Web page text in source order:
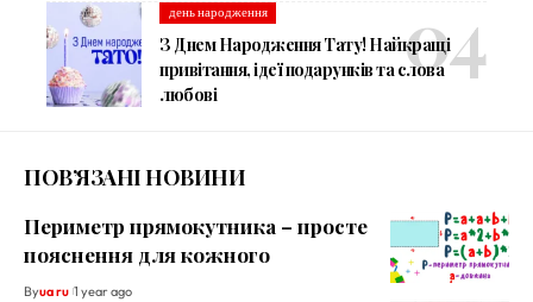
день народження
З Днем Народження Тату! Найкращі
привітання, ідеї подарунків та слова
любові
ПОВ’ЯЗАНІ НОВИНИ
Периметр прямокутника – просте
пояснення для кожного
Byua ru 1 year ago